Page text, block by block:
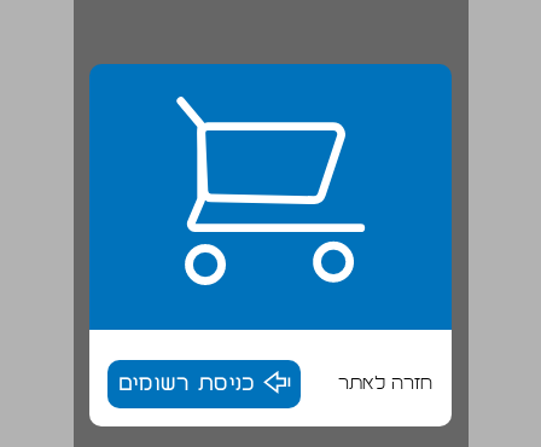
חזרה לאתר כניסת רשומים